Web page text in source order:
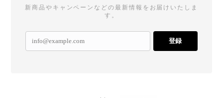
新商品やキャンペーンなどの最新情報をお届けいたしま
す。
登録